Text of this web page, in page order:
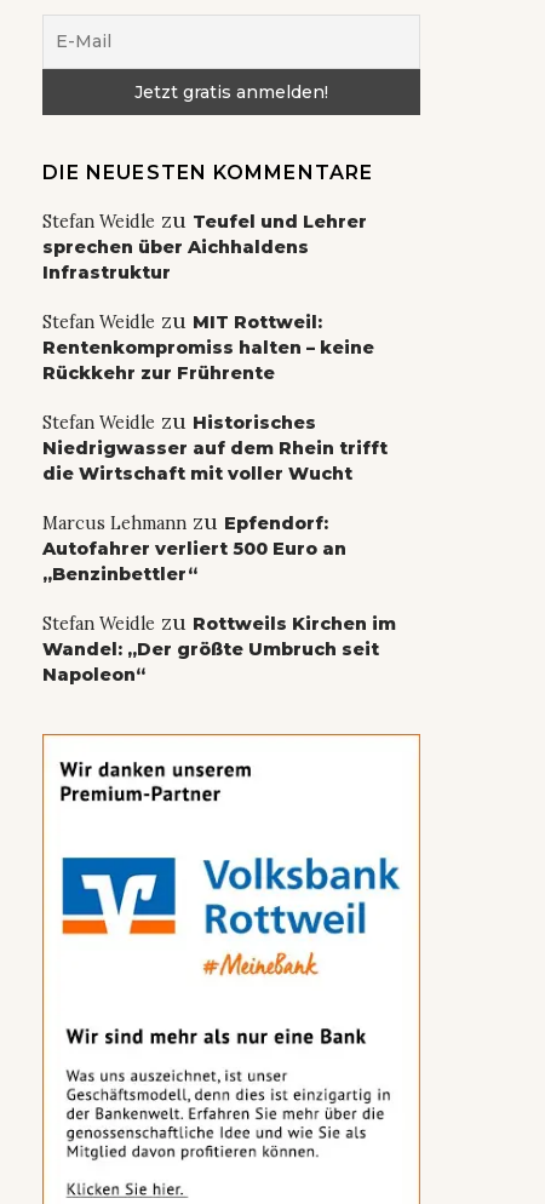
DIE NEUESTEN KOMMENTARE
Stefan Weidle zu Teufel und Lehrer
sprechen über Aichhaldens
Infrastruktur
Stefan Weidle zu MIT Rottweil:
Rentenkompromiss halten – keine
Rückkehr zur Frührente
Stefan Weidle zu Historisches
Niedrigwasser auf dem Rhein trifft
die Wirtschaft mit voller Wucht
Marcus Lehmannzu Epfendorf:
Autofahrer verliert 500 Euro an
„Benzinbettler“
Stefan Weidle zu Rottweils Kirchen im
Wandel: „Der größte Umbruch seit
Napoleon“